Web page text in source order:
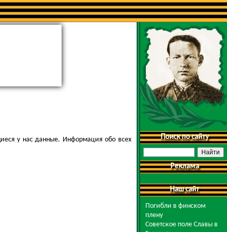
у нас данные. Информация обо всех
Поиск по сайту
Реклама
Наш сайт
Погибли в финском
плену
Советское поле Славы в